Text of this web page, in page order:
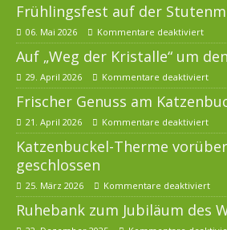
Frühlingsfest auf der
06. Mai 2026 Kommentare deaktiviert
Auf „Weg der Kristalle“ um
29. April 2026 Kommentare deaktiviert
Frischer Genuss am
21. April 2026 Kommentare deaktiviert
Katzenbuckel-Therme
geschlossen
25. März 2026 Kommentare deaktiviert
Ruhebank zum Jubiläum des